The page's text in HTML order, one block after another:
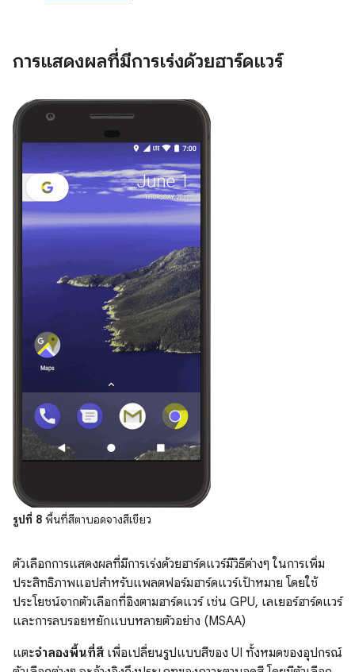
การแสดงผลที่มีการเร่งด้วยฮาร์ดแวร์
รูปที่ 8 พื้นที่สีตาบอดจางสีเขียว
ตัวเลือกการแสดงผลที่มีการเร่งด้วยฮาร์ดแวร์มีวิธีต่างๆ ในการเพิ่ม
ประสิทธิภาพแอปสำหรับแพลตฟอร์มฮาร์ดแวร์เป้าหมาย โดยใช้
ประโยชน์จากตัวเลือกที่อิงตามฮาร์ดแวร์ เช่น GPU, เลเยอร์ฮาร์ดแวร์
และการลบรอยหยักแบบหลายตัวอย่าง (MSAA)
แตะจำลองพื้นที่สี เพื่อเปลี่ยนรูปแบบสีของ UI ทั้งหมดของอุปกรณ์